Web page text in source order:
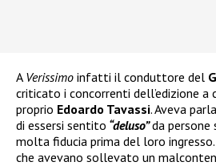
A Verissimo infatti il conduttore del
criticato i concorrenti dell’edizione a
proprio Edoardo Tavassi. Aveva
di essersi sentito “deluso”da
molta fiducia prima del loro
che avevano sollevato un